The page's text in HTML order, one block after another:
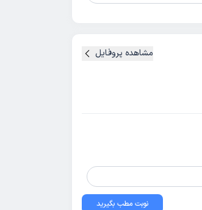
مشاهده پروفایل
نوبت مطب بگیرید